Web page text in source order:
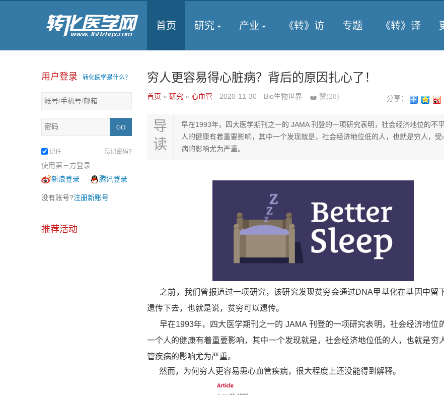
首页 研究 产业 《转》访 专题 《转》译
用户登录 转化医学是什么？
记住 忘记密码?
使用第三方登录
新浪登录
腾讯登录
没有账号?注册新账号
推荐活动
穷人更容易得心脏病？背后的原因扎心了！
首页 » 研究 » 心血管 2020-11-30 Bio生物世界 赞(28) 分享：
导
读
早在1993年，四大医学期刊之一的 JAMA 刊登的一项研究表明，社会经济地位的不
人的健康有着重要影响，其中一个发现就是，社会经济地位低的人，也就是穷人，受
病的影响尤为严重。
之前，我们曾报道过一项研究，该研究发现贫穷会通过DNA甲基化在基因中留
遗传下去，也就是说，贫穷可以遗传。
早在1993年，四大医学期刊之一的 JAMA 刊登的一项研究表明， 社会经济地位
一个人的健康有着重要影响，其中一个发现就是，社会经济地位低的人，也就是穷
管疾病的影响尤为严重。
然而，为何穷人更容易患心血管疾病，很大程度上还没能得到解释。